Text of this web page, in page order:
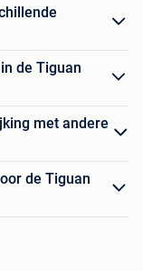
de Tiguan
met andere
de Tiguan